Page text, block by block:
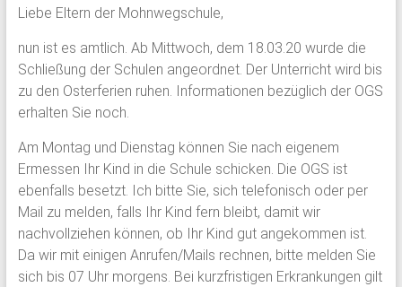
Liebe Eltern der Mohnwegschule,
nun ist es amtlich. Ab Mittwoch, dem 18.03.20 wurde die
Schließung der Schulen angeordnet. Der Unterricht wird bis
zu den Osterferien ruhen. Informationen bezüglich der OGS
erhalten Sie noch.
Am Montag und Dienstag können Sie nach eigenem
Ermessen Ihr Kind in die Schule schicken. Die OGS ist
ebenfalls besetzt. Ich bitte Sie, sich telefonisch oder per
Mail zu melden, falls Ihr Kind fern bleibt, damit wir
nachvollziehen können, ob Ihr Kind gut angekommen ist.
Da wir mit einigen Anrufen/Mails rechnen, bitte melden Sie
sich bis 07 Uhr morgens. Bei kurzfristigen Erkrankungen gilt